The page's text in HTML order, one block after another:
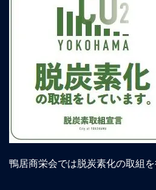
鴨居商栄会では脱炭素化の取組を